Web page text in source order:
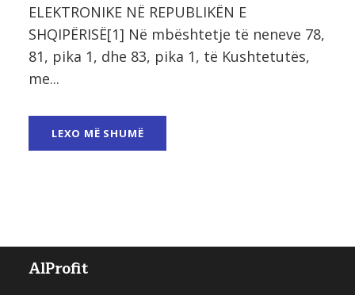
ELEKTRONIKE NË REPUBLIKËN E
SHQIPËRISË[1] Në mbështetje të neneve 78,
81, pika 1, dhe 83, pika 1, të Kushtetutës,
me...
LEXO MË SHUMË
AlProfit